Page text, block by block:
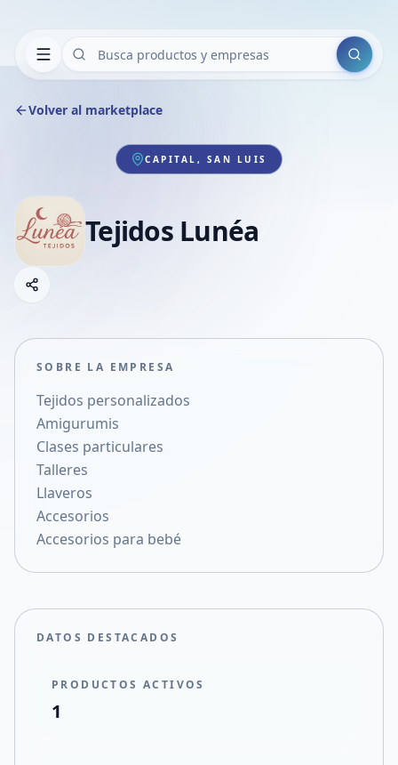
Buscar
Volver al marketplace
CAPITAL, SAN LUIS
Tejidos Lunéa
Compartir empresa
Compartir en X
SOBRE LA EMPRESA
Tejidos personalizados
Amigurumis
Clases particulares
Talleres
Llaveros
Accesorios
Accesorios para bebé
DATOS DESTACADOS
PRODUCTOS ACTIVOS
1